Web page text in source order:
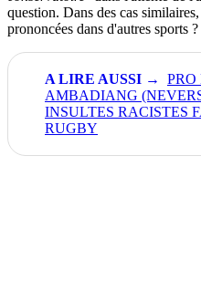
question. Dans des cas
prononcées dans d'autres sports ?
PRO
AMBADIANG
INSULTES RACISTES
RUGBY